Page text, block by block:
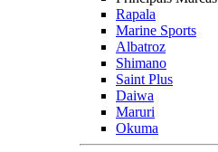
Rapala
Marine Sports
Albatroz
Shimano
Saint Plus
Daiwa
Maruri
Okuma